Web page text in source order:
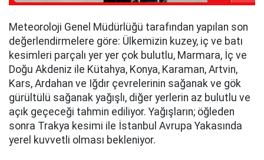
Meteoroloji Genel Müdürlüğü tarafından yapılan son
değerlendirmelere göre: Ülkemizin kuzey, iç ve batı
kesimleri parçalı yer yer çok bulutlu, Marmara, İç ve
Doğu Akdeniz ile Kütahya, Konya, Karaman, Artvin,
Kars, Ardahan ve Iğdır çevrelerinin sağanak ve gök
gürültülü sağanak yağışlı, diğer yerlerin az bulutlu ve
açık geçeceği tahmin ediliyor. Yağışların; öğleden
sonra Trakya kesimi ile İstanbul Avrupa Yakasında
yerel kuvvetli olması bekleniyor.